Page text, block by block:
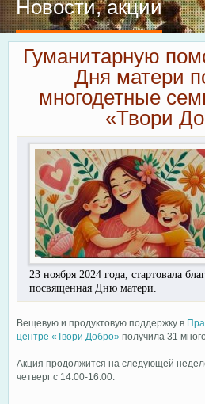
Новости, акции
Гуманитарную
Дня матери
многодетные
«Твори
23 ноября 2024 года, стартовала
посвященная Дню матери.
Вещевую и продуктовую поддержку в
центре «Твори Добро» получила 31
Акция продолжится на следующей
четверг с 14:00-16:00.